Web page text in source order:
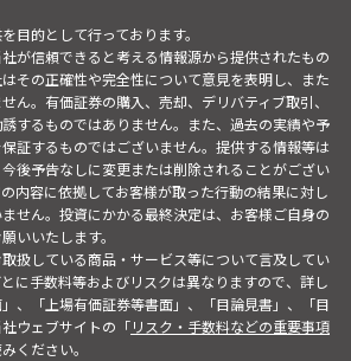
目的として行っております。
が信頼できると考える情報源から提供されたもの
その正確性や完全性について意見を表明し、また
ん。有価証券の購入、売却、デリバティブ取引、
するものではありません。また、過去の実績や予
証するものではございません。提供する情報等は
後予告なしに変更または削除されることがござい
内容に依拠してお客様が取った行動の結果に対し
せん。投資にかかる最終決定は、お客様ご自身の
いいたします。
扱している商品・サービス等について言及してい
に手数料等およびリスクは異なりますので、詳し
、「上場有価証券等書面」、「目論見書」、「目
ウェブサイトの「リスク・手数料などの重要事項
ください。